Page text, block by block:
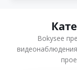
Bokysee